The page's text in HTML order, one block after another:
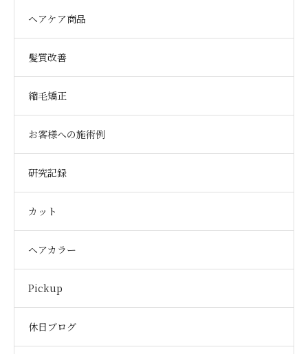
ヘアケア商品
髪質改善
縮毛矯正
お客様への施術例
研究記録
カット
ヘアカラー
Pickup
休日ブログ